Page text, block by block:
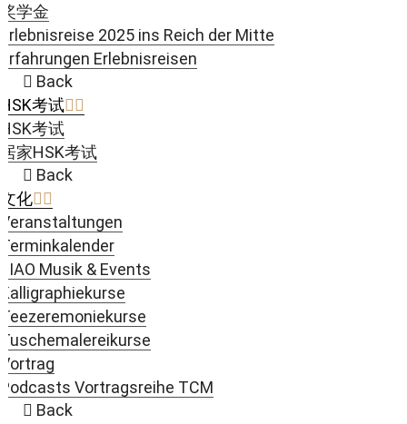
奖学金
Erlebnisreise 2025 ins Reich der Mitte
Erfahrungen Erlebnisreisen
Back
HSK考试
HSK考试
居家HSK考试
Back
文化
Veranstaltungen
Terminkalender
JIAO Musik & Events
Kalligraphiekurse
Teezeremoniekurse
Tuschemalereikurse
Vortrag
Podcasts Vortragsreihe TCM
Back